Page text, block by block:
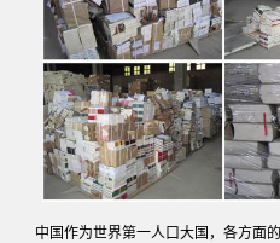
中国作为世界第一人口大国，各方面